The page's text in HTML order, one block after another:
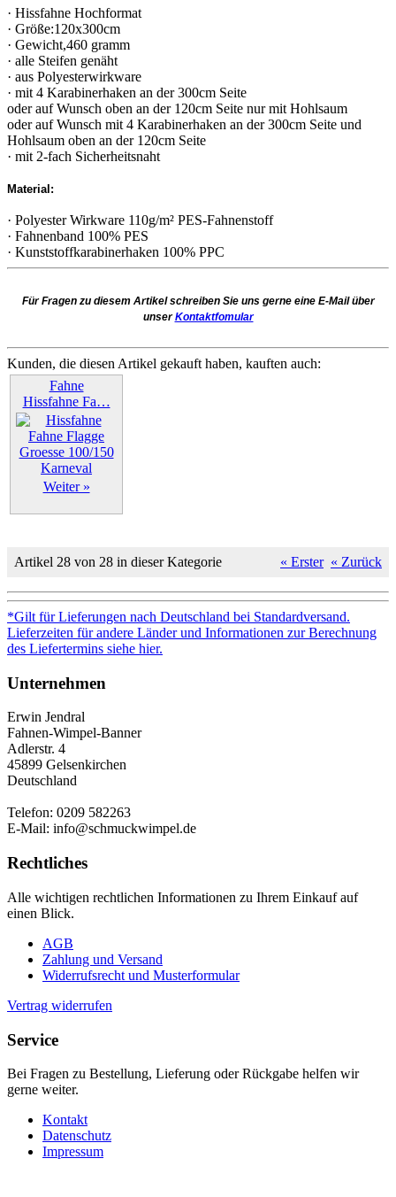
· Hissfahne Hochformat
· Größe:120x300cm
· Gewicht,460 gramm
· alle Steifen genäht
· aus Polyesterwirkware
· mit 4 Karabinerhaken an der 300cm Seite
oder auf Wunsch oben an der 120cm Seite nur mit Hohlsaum
oder auf Wunsch mit 4 Karabinerhaken an der 300cm Seite und
Hohlsaum oben an der 120cm Seite
· mit 2-fach Sicherheitsnaht
Material:
· Polyester Wirkware 110g/m² PES-Fahnenstoff
· Fahnenband 100% PES
· Kunststoffkarabinerhaken 100% PPC
Für Fragen zu diesem Artikel schreiben Sie uns gerne eine E-Mail über
unserKontaktfomular
Kunden, die diesen Artikel gekauft haben, kauften auch:
Fahne
Hissfahne Fa…
Weiter »
Artikel 28 von 28 in dieser Kategorie « Erster « Zurück
*Gilt für Lieferungen nach Deutschland bei Standardversand.
Lieferzeiten für andere Länder und Informationen zur Berechnung
des Liefertermins siehe hier.
Unternehmen
Erwin Jendral
Fahnen-Wimpel-Banner
Adlerstr. 4
45899 Gelsenkirchen
Deutschland
Telefon: 0209 582263
E-Mail: info@schmuckwimpel.de
Rechtliches
Alle wichtigen rechtlichen Informationen zu Ihrem Einkauf auf
einen Blick.
AGB
Zahlung und Versand
Widerrufsrecht und Musterformular
Vertrag widerrufen
Service
Bei Fragen zu Bestellung, Lieferung oder Rückgabe helfen wir
gerne weiter.
Kontakt
Datenschutz
Impressum